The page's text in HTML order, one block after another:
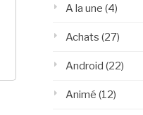
A la une (4)
Achats (27)
Android (22)
Animé (12)